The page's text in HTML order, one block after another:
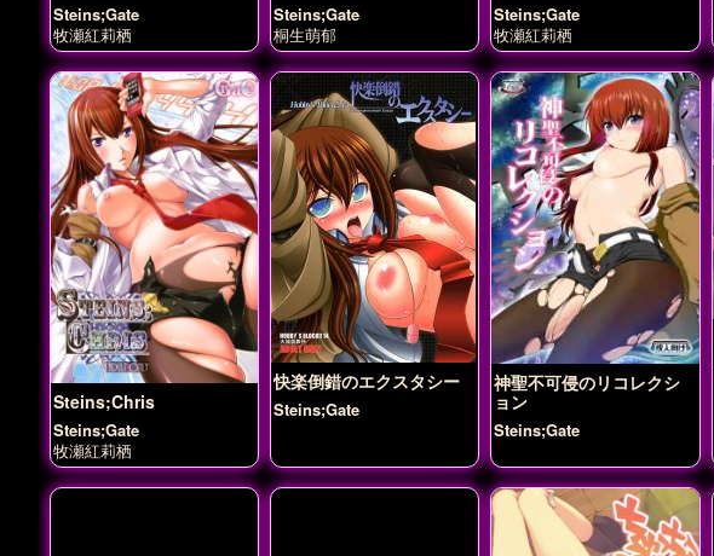
Steins;Gate
牧瀬紅莉栖
Steins;Gate
桐生萌郁
Steins;Gate
牧瀬紅莉栖
Steins;Chris
Steins;Gate
牧瀬紅莉栖
快楽倒錯のエクスタシー
Steins;Gate
神聖不可侵のリコレクシ
ョン
Steins;Gate